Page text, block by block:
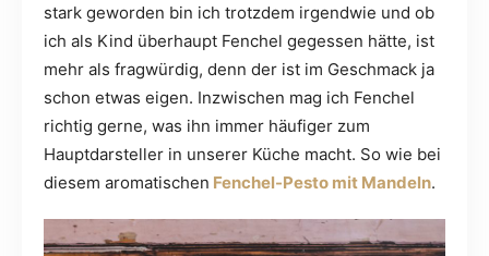
stark geworden bin ich trotzdem irgendwie und ob
ich als Kind überhaupt Fenchel gegessen hätte, ist
mehr als fragwürdig, denn der ist im Geschmack ja
schon etwas eigen. Inzwischen mag ich Fenchel
richtig gerne, was ihn immer häufiger zum
Hauptdarsteller in unserer Küche macht. So wie bei
diesem aromatischen Fenchel-Pesto mit Mandeln.